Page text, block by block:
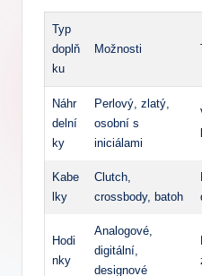
Typ
doplň
ku
Možnosti
Náhr
delní
ky
Perlový, zlatý,
osobní s
iniciálami
Kabe
lky
Clutch,
crossbody, batoh
Hodi
nky
Analogové,
digitální,
designové